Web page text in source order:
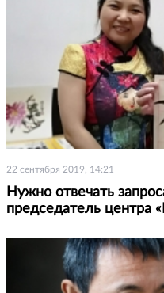
22 сентября 2019, 14:21
Нужно отвечать
председатель центра